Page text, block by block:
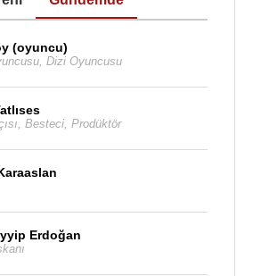
(oyuncu)
Dizi Oyuncusu
Besteci Prodüktör
Erdoğan